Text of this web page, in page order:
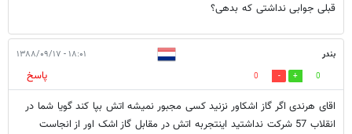
قبلی جوابی نداشتی که بدهی؟
بندر ۱۸:۰۱ - ۱۳۸۸/۰۹/۱۷
0
0
پاسخ
اقای هرندی اگر گاز اشکاور نزنید کسی مجبور نمیشه اتش بپا کند گویا شما در
انقلاب 57 شرکت نداشتید اینتجربه اتش در مقابل گاز اشک اور از انجاست